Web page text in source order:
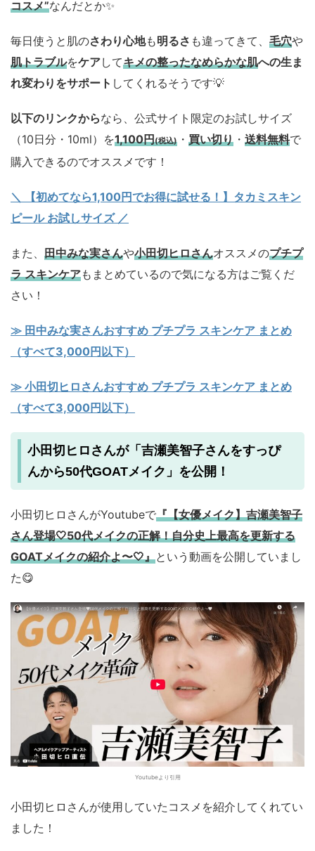
コスメ”なんだとか✨
毎日使うと肌のさわり心地も明るさ も違ってきて、 毛穴や
肌トラブルをケアしてキメの整ったなめらかな肌への生ま
れ変わりをサポート してくれるそうです💡
以下のリンクからなら、公式サイト限定のお試しサイズ
（10日分・10ml）を1,100円(税込) ・ 買い切り ・ 送料無料で
購入できるのでオススメです！
＼ 【初めてなら1,100円でお得に試せる！】タカミスキン
ピール お試しサイズ／
また、 田中みな実さんや小田切ヒロさんオススメのプチプ
ラ スキンケアもまとめているので気になる方はご覧くだ
さい！
≫ 田中みな実さんおすすめ プチプラ スキンケア まとめ
（すべて3,000円以下）
≫ 小田切ヒロさんおすすめ プチプラ スキンケア まとめ
（すべて3,000円以下）
小田切ヒロさんが「吉瀬美智子さんをすっぴ
んから50代GOATメイク」を公開！
小田切ヒロさんがYoutubeで『【女優メイク】吉瀬美智子
さん登場🤍50代メイクの正解！自分史上最高を更新する
GOATメイクの紹介よ〜🤍』という動画を公開していまし
た😋
Youtubeより引用
小田切ヒロさんが使用していたコスメを紹介してくれてい
ました！